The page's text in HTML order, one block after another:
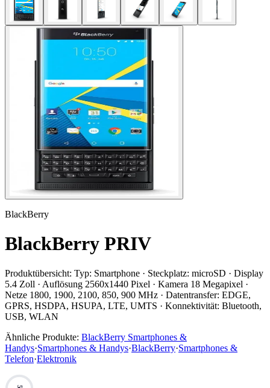
BlackBerry
BlackBerry PRIV
Produktübersicht: Typ: Smartphone · Steckplatz: microSD · Display
5.4 Zoll · Auflösung 2560x1440 Pixel · Kamera 18 Megapixel ·
Netze 1800, 1900, 2100, 850, 900 MHz · Datentransfer: EDGE,
GPRS, HSDPA, HSUPA, LTE, UMTS · Konnektivität: Bluetooth,
USB, WLAN
Ähnliche Produkte: BlackBerry Smartphones &
Handys·Smartphones & Handys·BlackBerry·Smartphones &
Telefon·Elektronik